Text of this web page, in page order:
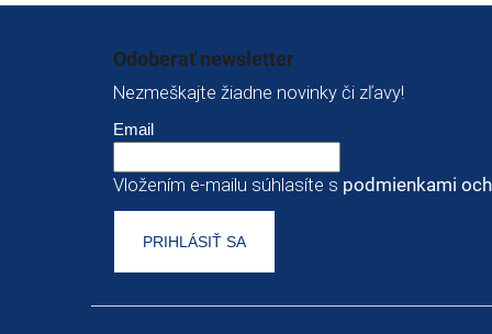
Odoberať newsletter
Nezmeškajte žiadne novinky či zľavy!
Email
Vložením e-mailu súhlasíte s podmienkami
PRIHLÁSIŤ SA